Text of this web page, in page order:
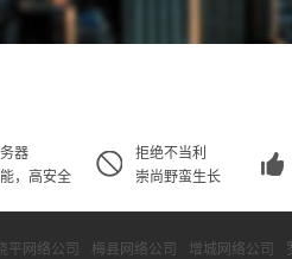
器
，高安全
拒绝不当利
崇尚野蛮生长
平网络公司 梅县网络公司 增城网络公司